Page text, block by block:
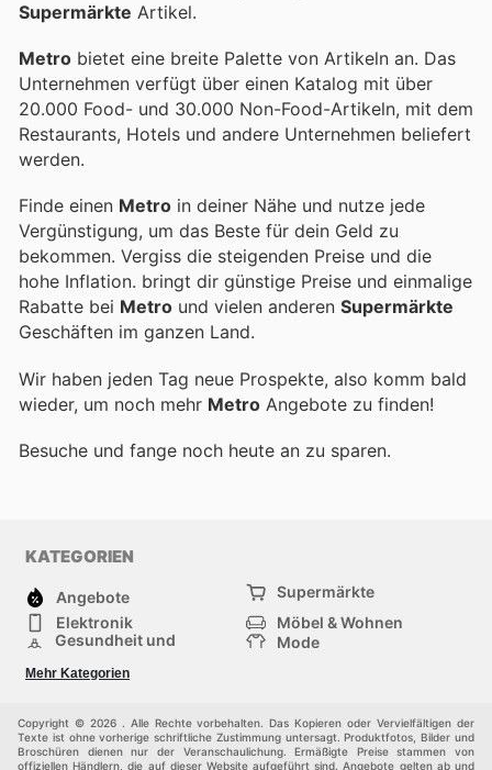
Supermärkte Artikel.
Metro bietet eine breite Palette von Artikeln an. Das
Unternehmen verfügt über einen Katalog mit über
20.000 Food- und 30.000 Non-Food-Artikeln, mit dem
Restaurants, Hotels und andere Unternehmen beliefert
werden.
Finde einen Metro in deiner Nähe und nutze jede
Vergünstigung, um das Beste für dein Geld zu
bekommen. Vergiss die steigenden Preise und die
hohe Inflation. bringt dir günstige Preise und einmalige
Rabatte bei Metro und vielen anderen Supermärkte
Geschäften im ganzen Land.
Wir haben jeden Tag neue Prospekte, also komm bald
wieder, um noch mehr Metro Angebote zu finden!
Besuche und fange noch heute an zu sparen.
KATEGORIEN
Angebote
Supermärkte
Elektronik
Möbel & Wohnen
Gesundheit und
Mode
Sportartikel und
Sportbekleidung
Einkaufzentren
Andere
Mehr Kategorien
Copyright © 2026 . Alle Rechte vorbehalten. Das Kopieren oder Vervielfältigen der
Texte ist ohne vorherige schriftliche Zustimmung untersagt. Produktfotos, Bilder und
Broschüren dienen nur der Veranschaulichung. Ermäßigte Preise stammen von
offiziellen Händlern, die auf dieser Website aufgeführt sind. Angebote gelten ab und